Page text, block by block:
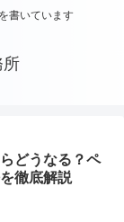
書いています
所
どうなる？ペ
徹底解説